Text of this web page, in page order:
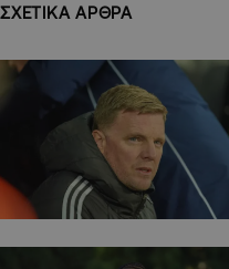
ΣΧΕΤΙΚΑ ΑΡΘΡΑ